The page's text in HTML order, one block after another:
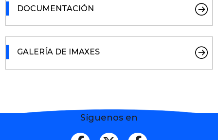
DOCUMENTACIÓN
GALERÍA DE IMAXES
Síguenos en